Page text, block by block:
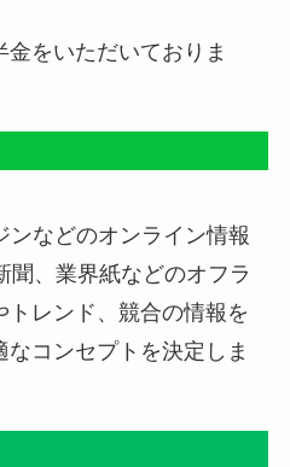
をいただいておりま
ンなどのオンライン情報
聞、業界紙などのオフラ
トレンド、競合の情報を
コンセプトを決定しま